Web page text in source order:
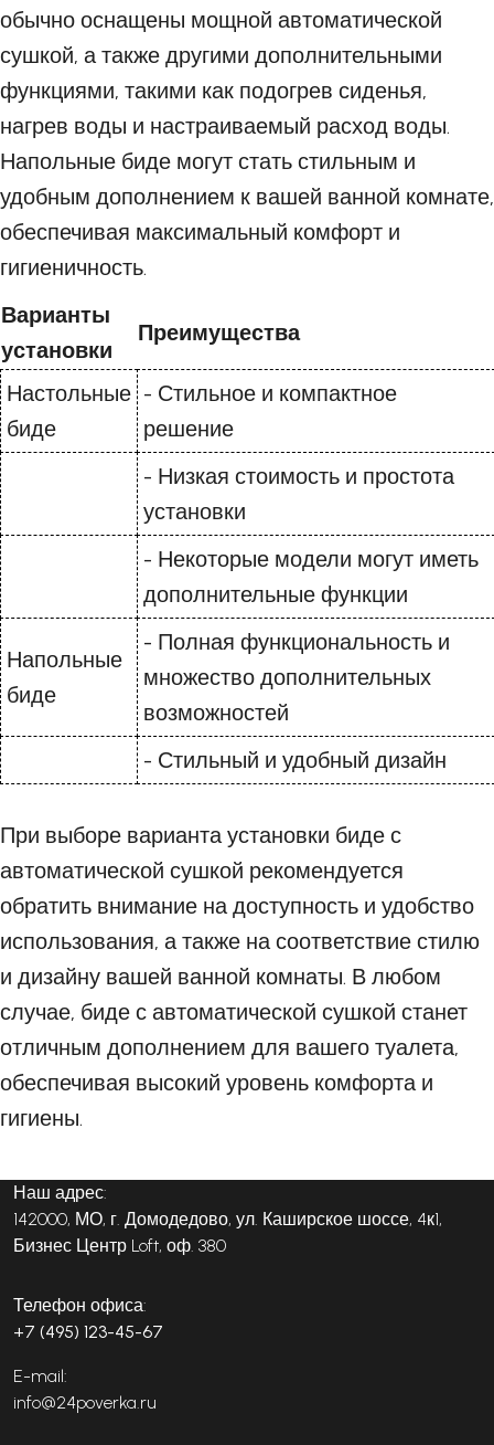
обычно оснащены мощной автоматической
сушкой, а также другими дополнительными
функциями, такими как подогрев сиденья,
нагрев воды и настраиваемый расход воды.
Напольные биде могут стать стильным и
удобным дополнением к вашей ванной комнате,
обеспечивая максимальный комфорт и
гигиеничность.
Варианты
установки
Преимущества
Настольные
биде
- Стильное и компактное
решение
- Низкая стоимость и простота
установки
- Некоторые модели могут иметь
дополнительные функции
Напольные
биде
- Полная функциональность и
множество дополнительных
возможностей
- Стильный и удобный дизайн
При выборе варианта установки биде с
автоматической сушкой рекомендуется
обратить внимание на доступность и удобство
использования, а также на соответствие стилю
и дизайну вашей ванной комнаты. В любом
случае, биде с автоматической сушкой станет
отличным дополнением для вашего туалета,
обеспечивая высокий уровень комфорта и
гигиены.
Наш адрес:
142000, МО, г. Домодедово, ул. Каширское шоссе, 4к1,
Бизнес Центр Loft, оф. 380
Телефон офиса:
+7 (495) 123-45-67
E-mail:
info@24poverka.ru